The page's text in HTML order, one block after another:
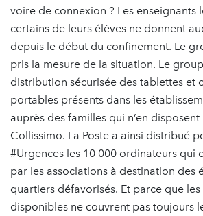
voire de connexion ? Les enseignants
certains de leurs élèves ne donnent
depuis le début du confinement. Le
pris la mesure de la situation. Le
distribution sécurisée des tablettes et
portables présents dans les
auprès des familles qui n’en
Collissimo. La Poste a ainsi distribué
#Urgences les 10 000 ordinateurs qui
par les associations à destination des
quartiers défavorisés. Et parce que
disponibles ne couvrent pas toujours